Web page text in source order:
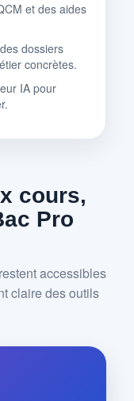
et des aides
dossiers
concrètes.
IA pour
cours,
Pro
accessibles
claire des outils